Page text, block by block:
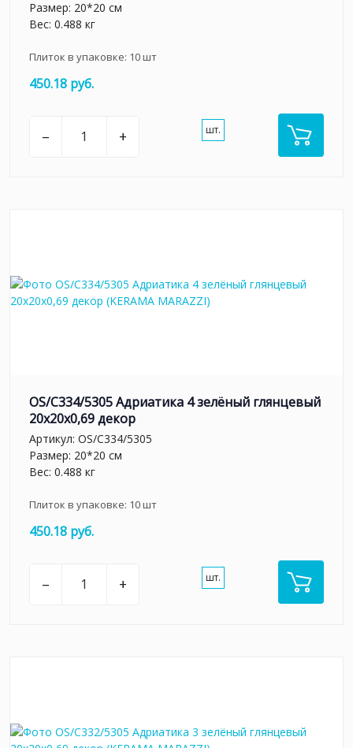
Размер: 20*20 см
Вес: 0.488 кг
Плиток в упаковке: 10шт
450.18 руб.
– + шт.
OS/C334/5305 Адриатика 4 зелёный глянцевый
20x20x0,69 декор
Артикул: OS/C334/5305
Размер: 20*20 см
Вес: 0.488 кг
Плиток в упаковке: 10шт
450.18 руб.
– + шт.